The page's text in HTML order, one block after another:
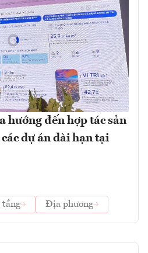
hướng đến hợp tác sản
dự án dài hạn tại
tầng Địa phương